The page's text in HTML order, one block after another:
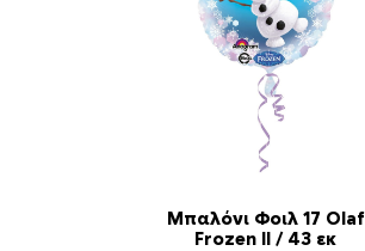
Μπαλόνι Φοιλ 17 Olaf
Frozen II / 43 εκ